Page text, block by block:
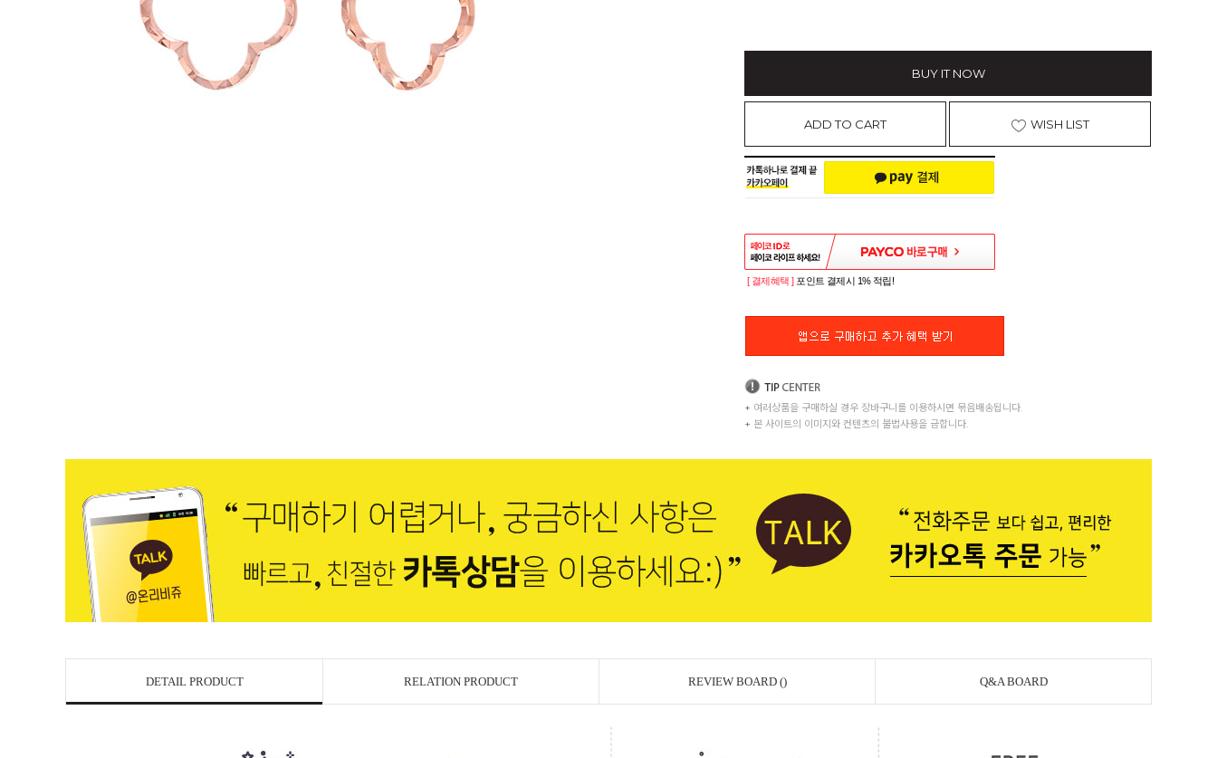
BUY IT NOW
ADD TO CART WISH LIST
페이코 ID로 페이코 라이
[ 결제혜택 ] 포인트 결제시 1% 적립!
+ 여러상품을 구매하실 경우 장바구니를 이용하시면 묶음배송됩니다.
+ 본 사이트의 이미지와 컨텐츠의 불법사용을 금합니다.
DETAIL PRODUCT RELATION PRODUCT REVIEW BOARD () Q&A BOARD